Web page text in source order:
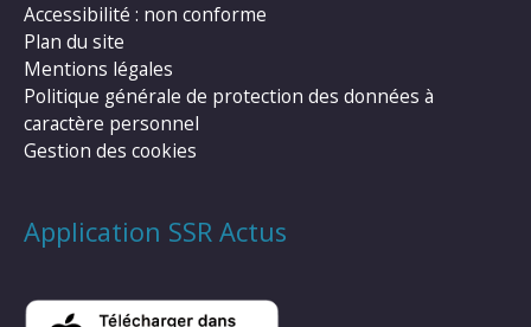
Accessibilité : non conforme
Plan du site
Mentions légales
Politique générale de protection des données à
caractère personnel
Gestion des cookies
Application SSR Actus